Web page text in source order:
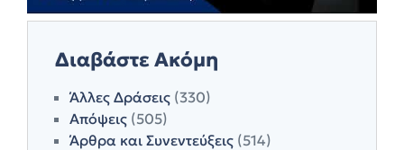
Διαβάστε Ακόμη
Άλλες Δράσεις (330)
Απόψεις (505)
Άρθρα και Συνεντεύξεις (514)